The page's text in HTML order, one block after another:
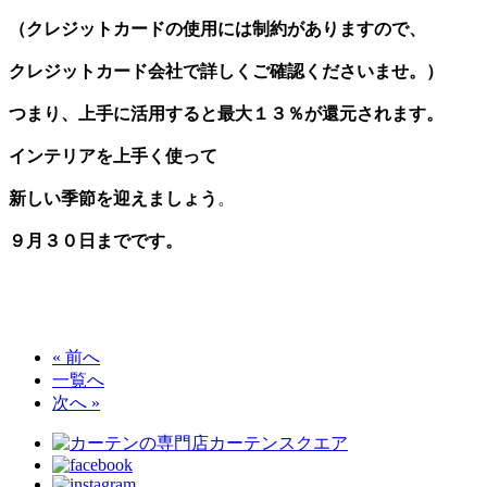
（クレジットカードの使用には制約がありますので、
クレジットカード会社で詳しくご確認くださいませ。）
つまり、上手に活用すると最大１３％が還元されます。
インテリアを上手く使って
新しい季節を迎えましょう 。
９月３０日までです。
« 前へ
一覧へ
次へ »